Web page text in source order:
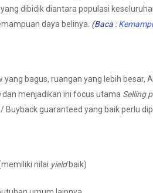
dibidik diantara populasi
daya belinya. (Baca :
bagus, ruangan yang lebih
dan menjadikan ini focus utama Selling
guaranteed yang baik perlu
nilai yieldbaik)